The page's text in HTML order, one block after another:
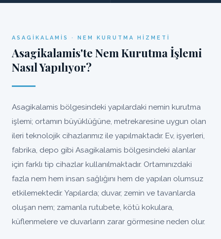
ASAGIKALAMIS · NEM KURUTMA HIZMETI
Asagikalamis'te Nem Kurutma İşlemi
Nasıl Yapılıyor?
Asagikalamis bölgesindeki yapılardaki nemin kurutma
işlemi; ortamın büyüklüğüne, metrekaresine uygun olan
ileri teknolojik cihazlarımız ile yapılmaktadır. Ev, işyerleri,
fabrika, depo gibi Asagikalamis bölgesindeki alanlar
için farklı tip cihazlar kullanılmaktadır. Ortamınızdaki
fazla nem hem insan sağlığını hem de yapıları olumsuz
etkilemektedir. Yapılarda; duvar, zemin ve tavanlarda
oluşan nem; zamanla rutubete, kötü kokulara,
küflenmelere ve duvarların zarar görmesine neden olur.